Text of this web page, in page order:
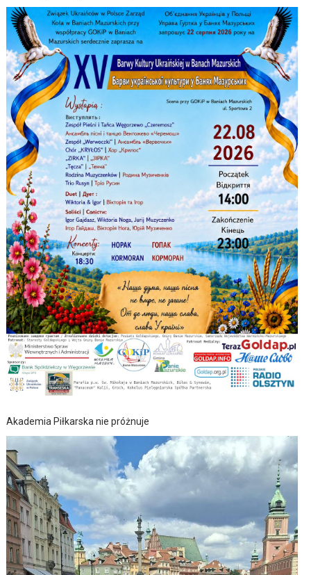
Akademia Piłkarska nie próżnuje